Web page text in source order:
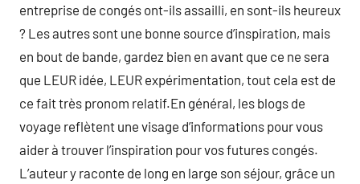
entreprise de congés ont-ils assailli, en sont-ils heureux
? Les autres sont une bonne source d’inspiration, mais
en bout de bande, gardez bien en avant que ce ne sera
que LEUR idée, LEUR expérimentation, tout cela est de
ce fait très pronom relatif.En général, les blogs de
voyage reflètent une visage d’informations pour vous
aider à trouver l’inspiration pour vos futures congés.
L’auteur y raconte de long en large son séjour, grâce un